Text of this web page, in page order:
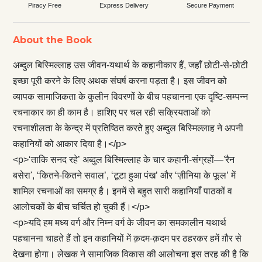
Piracy Free Express Delivery Secure Payment
About the Book
अब्दुल बिस्मिल्लाह उस जीवन-यथार्थ के कहानीकार हैं, जहाँ छोटी-से-छोटी
इच्छा पूरी करने के लिए अथक संघर्ष करना पड़ता है। इस जीवन को
व्यापक सामाजिकता के कुलीन विवरणों के बीच पहचानना एक दृष्टि-सम्पन्न
रचनाकार का ही काम है। हाशिए पर चल रही सक्रियताओं को
रचनाशीलता के केन्द्र में प्रतिष्ठित करते हुए अब्दुल बिस्मिल्लाह ने अपनी
कहानियों को आकार दिया है।</p>
<p>‘ताकि सनद रहे’ अब्दुल बिस्मिल्लाह के चार कहानी-संग्रहों—'रैन
बसेरा', ‘कितने-कितने सवाल’, ‘टूटा हुआ पंख’ और ‘ज़ीनिया के फूल’ में
शामिल रचनाओं का समग्र है। इनमें से बहुत सारी कहानियाँ पाठकों व
आलोचकों के बीच चर्चित हो चुकी हैं।</p>
<p>यदि हम मध्य वर्ग और निम्न वर्ग के जीवन का समकालीन यथार्थ
पहचानना चाहते हैं तो इन कहानियों में क़दम-क़दम पर ठहरकर हमें ग़ौर से
देखना होगा। लेखक ने सामाजिक विकास की आलोचना इस तरह की है कि